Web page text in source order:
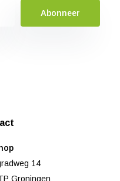
Abonneer
14
Groningen